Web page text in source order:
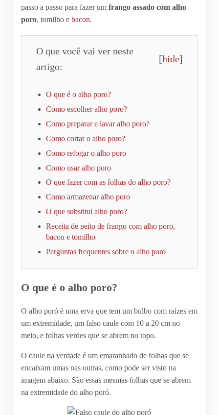
passo a passo para fazer um frango assado com alho
poro, tomilho e bacon.
O que você vai ver neste
artigo:
[hide]
O que é o alho poro?
Como escolher alho poro?
Como preparar e lavar alho poro?
Como cortar o alho poro?
Como refogar o alho poro
Como usar alho poro
O que fazer com as folhas do alho poro?
Como armazenar alho poro
O que substitui alho poro?
Receita de peito de frango com alho poro,
bacon e tomilho
Perguntas frequentes sobre o alho poro
O que é o alho poro?
O alho poró é uma erva que tem um bulbo com raízes em
um extremidade, um falso caule com 10 a 20 cm no
meio, e folhas verdes que se abrem no topo.
O caule na verdade é um emaranhado de folhas que se
encaixam umas nas outras, como pode ser visto na
imagem abaixo. São essas mesmas folhas que se abrem
na extremidade do alho poró.